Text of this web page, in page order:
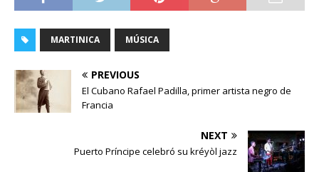
MARTINICA MÚSICA
PREVIOUS
El Cubano Rafael Padilla, primer artista negro de
Francia
NEXT
Puerto Príncipe celebró su kréyòl jazz